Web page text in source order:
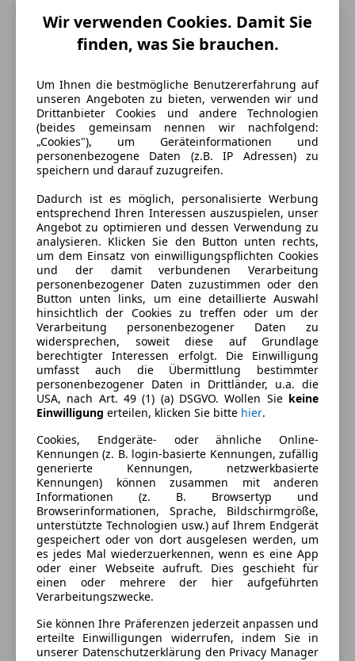
Energieverbrauch
Kraftstoff
Diesel
Kraftstoffverbrauch
0,00l/100 km (komb.)
Ausstattung
Komfort
Armlehne
Beheizbare Frontscheibe
Beheizbares Lenkrad
Berganfahrassistent
Einparkhilfe
Einparkhilfe Rückfahrkamera
Einparkhilfe Sensoren hinten
Einparkhilfe Sensoren vorne
Elektrische Fensterheber
Elektrische Heckklappe
Elektrische Seitenspiegel
Elektrische Sitze
Head-up display
Klimaanlage
Klimaautomatik
Lederausstattung
Lederlenkrad
Lichtsensor
Lordosenstütze
Multifunktionslenkrad
Navigationssystem
Mehr anzeigen
Farbe und Innenausstattung
Außenfarbe
Grau
Farbe laut Hersteller
Machine Grau
Lackierung
Metallic
Farbe der
Innenausstattung
Schwarz
Innenausstattung Vollleder
Fahrzeugbeschreibung
Automatic, Allradsystem, Dab Tuner, Panorama
Glasdach, Reifendruck-Kontrolle,
Kindersitzbefestigung Isofix, Antischlupfregelung,
Lederausstattung, KEYLESS-GO, Adaptive Brake mit
Berganfahrtshilfe
Wir verwenden Cookies. Damit Sie
finden, was Sie brauchen.
Um Ihnen die bestmögliche Benutzererfahrung auf
unseren Angeboten zu bieten, verwenden wir und
Drittanbieter Cookies und andere Technologien
(beides gemeinsam nennen wir nachfolgend:
„Cookies"), um Geräteinformationen und
personenbezogene Daten (z.B. IP Adressen) zu
speichern und darauf zuzugreifen.
Dadurch ist es möglich, personalisierte Werbung
entsprechend Ihren Interessen auszuspielen, unser
Angebot zu optimieren und dessen Verwendung zu
analysieren. Klicken Sie den Button unten rechts,
um dem Einsatz von einwilligungspflichten Cookies
und der damit verbundenen Verarbeitung
personenbezogener Daten zuzustimmen oder den
Button unten links, um eine detaillierte Auswahl
hinsichtlich der Cookies zu treffen oder um der
Verarbeitung personenbezogener Daten zu
widersprechen, soweit diese auf Grundlage
berechtigter Interessen erfolgt. Die Einwilligung
umfasst auch die Übermittlung bestimmter
personenbezogener Daten in Drittländer, u.a. die
USA, nach Art. 49 (1) (a) DSGVO. Wollen Sie keine
Einwilligung erteilen, klicken Sie bitte hier.
Cookies, Endgeräte- oder ähnliche Online-
Kennungen (z. B. login-basierte Kennungen, zufällig
generierte Kennungen, netzwerkbasierte
Kennungen) können zusammen mit anderen
Informationen (z. B. Browsertyp und
Browserinformationen, Sprache, Bildschirmgröße,
unterstützte Technologien usw.) auf Ihrem Endgerät
gespeichert oder von dort ausgelesen werden, um
es jedes Mal wiederzuerkennen, wenn es eine App
oder einer Webseite aufruft. Dies geschieht für
einen oder mehrere der hier aufgeführten
Verarbeitungszwecke.
Sie können Ihre Präferenzen jederzeit anpassen und
erteilte Einwilligungen widerrufen, indem Sie in
unserer Datenschutzerklärung den Privacy Manager